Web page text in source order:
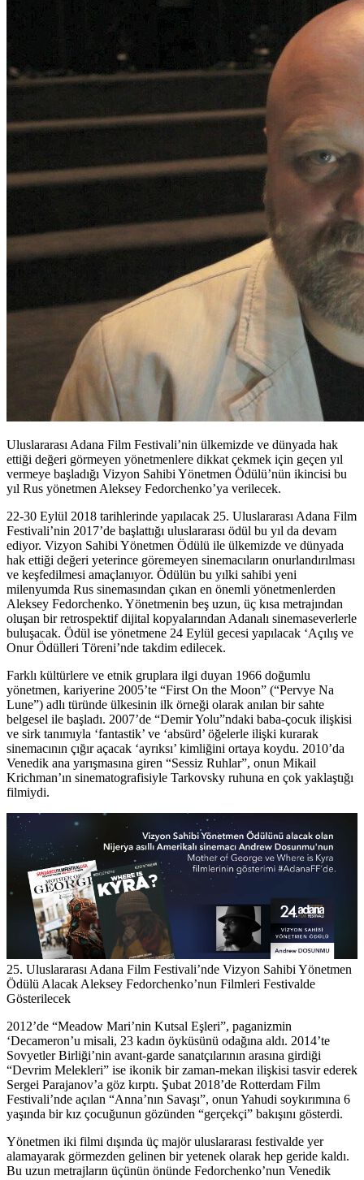
Uluslararası Adana Film Festivali’nin ülkemizde ve dünyada hak
ettiği değeri görmeyen yönetmenlere dikkat çekmek için geçen yıl
vermeye başladığı Vizyon Sahibi Yönetmen Ödülü’nün ikincisi bu
yıl Rus yönetmen Aleksey Fedorchenko’ya verilecek.
22-30 Eylül 2018 tarihlerinde yapılacak 25. Uluslararası Adana Film
Festivali’nin 2017’de başlattığı uluslararası ödül bu yıl da devam
ediyor. Vizyon Sahibi Yönetmen Ödülü ile ülkemizde ve dünyada
hak ettiği değeri yeterince göremeyen sinemacıların onurlandırılması
ve keşfedilmesi amaçlanıyor. Ödülün bu yılki sahibi yeni
milenyumda Rus sinemasından çıkan en önemli yönetmenlerden
Aleksey Fedorchenko. Yönetmenin beş uzun, üç kısa metrajından
oluşan bir retrospektif dijital kopyalarından Adanalı sinemaseverlerle
buluşacak. Ödül ise yönetmene 24 Eylül gecesi yapılacak ‘Açılış ve
Onur Ödülleri Töreni’nde takdim edilecek.
Farklı kültürlere ve etnik gruplara ilgi duyan 1966 doğumlu
yönetmen, kariyerine 2005’te “First On the Moon” (“Pervye Na
Lune”) adlı türünde ülkesinin ilk örneği olarak anılan bir sahte
belgesel ile başladı. 2007’de “Demir Yolu”ndaki baba-çocuk ilişkisi
ve sirk tanımıyla ‘fantastik’ ve ‘absürd’ öğelerle ilişki kurarak
sinemacının çığır açacak ‘ayrıksı’ kimliğini ortaya koydu. 2010’da
Venedik ana yarışmasına giren “Sessiz Ruhlar”, onun Mikail
Krichman’ın sinematografisiyle Tarkovsky ruhuna en çok yaklaştığı
filmiydi.
25. Uluslararası Adana Film Festivali’nde Vizyon Sahibi Yönetmen
Ödülü Alacak Aleksey Fedorchenko’nun Filmleri Festivalde
Gösterilecek
2012’de “Meadow Mari’nin Kutsal Eşleri”, paganizmin
‘Decameron’u misali, 23 kadın öyküsünü odağına aldı. 2014’te
Sovyetler Birliği’nin avant-garde sanatçılarının arasına girdiği
“Devrim Melekleri” ise ikonik bir zaman-mekan ilişkisi tasvir ederek
Sergei Parajanov’a göz kırptı. Şubat 2018’de Rotterdam Film
Festivali’nde açılan “Anna’nın Savaşı”, onun Yahudi soykırımına 6
yaşında bir kız çocuğunun gözünden “gerçekçi” bakışını gösterdi.
Yönetmen iki filmi dışında üç majör uluslararası festivalde yer
alamayarak görmezden gelinen bir yetenek olarak hep geride kaldı.
Bu uzun metrajların üçünün önünde Fedorchenko’nun Venedik